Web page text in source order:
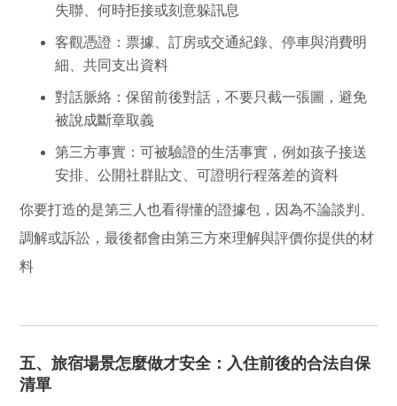
失聯、何時拒接或刻意躲訊息
客觀憑證： 票據、訂房或交通紀錄、停車與消費明
細、共同支出資料
對話脈絡：保留前後對話，不要只截一張圖，避免
被說成斷章取義
第三方事實：可被驗證的生活事實，例如孩子接送
安排、公開社群貼文、可證明行程落差的資料
你要打造的是第三人也看得懂的證據包，因為不論談判、
調解或訴訟，最後都會由第三方來理解與評價你提供的材
料
五、旅宿場景怎麼做才安全：入住前後的合法自保
清單